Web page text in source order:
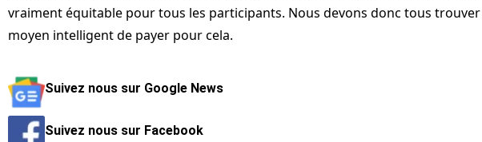
vraiment équitable pour tous les participants. Nous devons donc tous
moyen intelligent de payer pour cela.
Suivez nous sur Google News
Suivez nous sur Facebook